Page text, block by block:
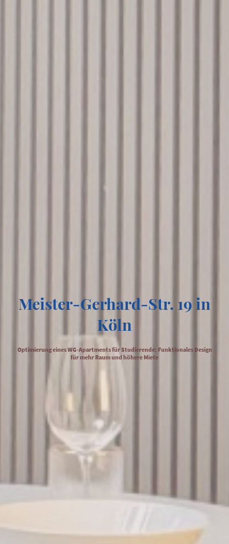
Meister-Gerhard-Str. 19 in
Köln
Optimierung eines WG-Apartments für Studierende: Funktionales Design
für mehr Raum und höhere Miete